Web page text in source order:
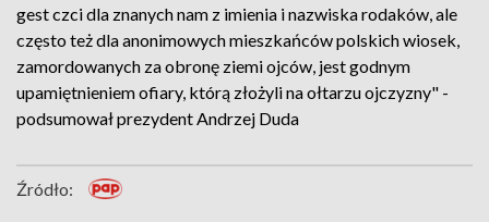
gest czci dla znanych nam z imienia i nazwiska rodaków, ale
często też dla anonimowych mieszkańców polskich wiosek,
zamordowanych za obronę ziemi ojców, jest godnym
upamiętnieniem ofiary, którą złożyli na ołtarzu ojczyzny" -
podsumował prezydent Andrzej Duda
Źródło: